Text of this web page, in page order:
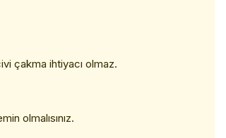
çakma ihtiyacı olmaz.
olmalısınız.